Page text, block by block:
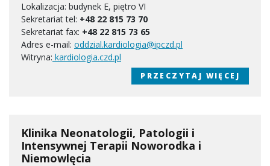
Lokalizacja: budynek E, piętro VI
Sekretariat tel: +48 22 815 73 70
Sekretariat fax: +48 22 815 73 65
Adres e-mail: oddzial.kardiologia@ipczd.pl
Witryna: kardiologia.czd.pl
PRZECZYTAJ WIĘCEJ
Klinika Neonatologii, Patologii i
Intensywnej Terapii Noworodka i
Niemowlęcia